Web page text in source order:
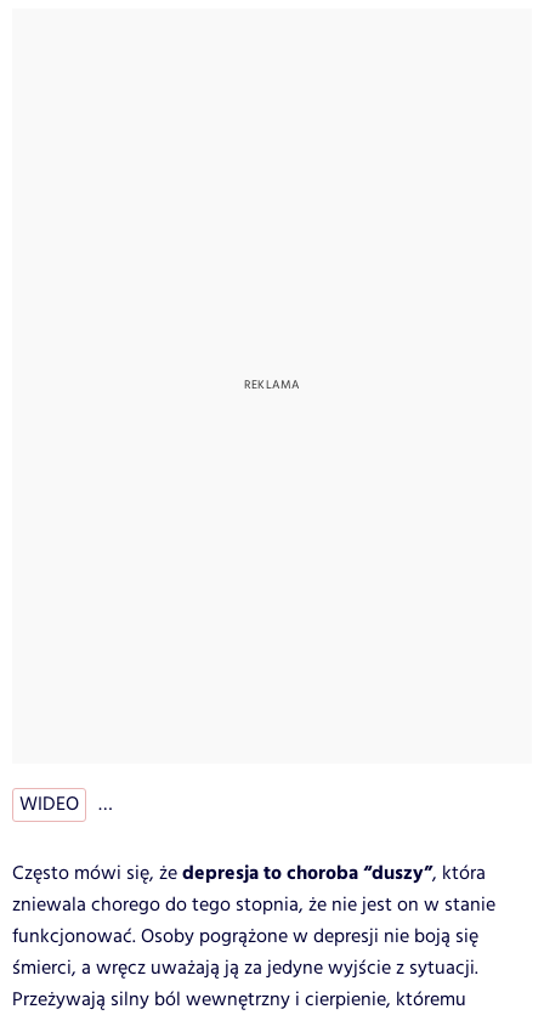
WIDEO …
Często mówi się, żedepresja to choroba “duszy”, która
zniewala chorego do tego stopnia, że nie jest on w stanie
funkcjonować. Osoby pogrążone w depresji nie boją się
śmierci, a wręcz uważają ją za jedyne wyjście z sytuacji.
Przeżywają silny ból wewnętrzny i cierpienie, któremu